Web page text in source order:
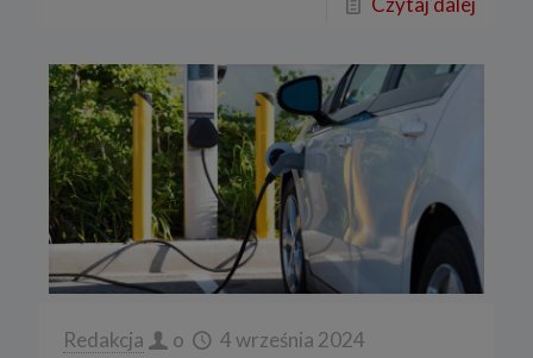
Redakcja o 4 września 2024